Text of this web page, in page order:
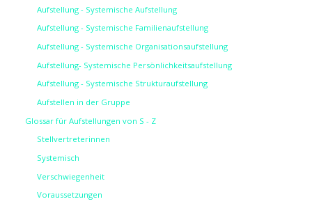
Aufstellung - Systemische Aufstellung
Aufstellung - Systemische Familienaufstellung
Aufstellung - Systemische Organisationsaufstellung
Aufstellung- Systemische Persönlichkeitsaufstellung
Aufstellung - Systemische Strukturaufstellung
Aufstellen in der Gruppe
Glossar für Aufstellungen von S - Z
Stellvertreterinnen
Systemisch
Verschwiegenheit
Voraussetzungen